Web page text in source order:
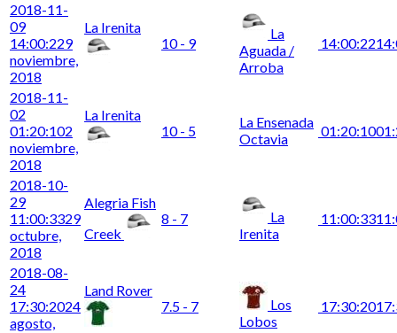
2018-11-
09
14:00:229
noviembre,
2018
La Irenita
10 - 9
La
Aguada /
Arroba
14:00:22
2018-11-
02
01:20:102
noviembre,
2018
La Irenita
10 - 5
La Ensenada
Octavia
01:20:10
2018-10-
29
11:00:3329
octubre,
2018
Alegria Fish
Creek
8 - 7
La
Irenita
11:00:33
2018-08-
24
17:30:2024
agosto,
Land Rover
7.5 - 7
Los
Lobos
17:30:20